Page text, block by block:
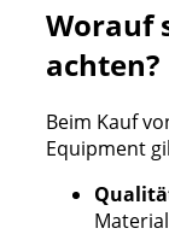
Worauf
achten?
Beim Kauf
Equipment